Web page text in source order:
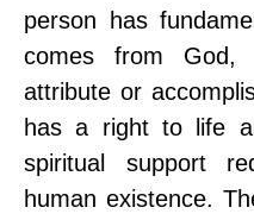
person has
comes from
attribute or
has a right to life
spiritual support
human existence.